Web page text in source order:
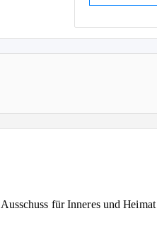
Ausschuss für Inneres und Heimat